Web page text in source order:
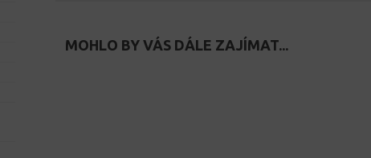
MOHLO BY VÁS DÁLE ZAJÍMAT...